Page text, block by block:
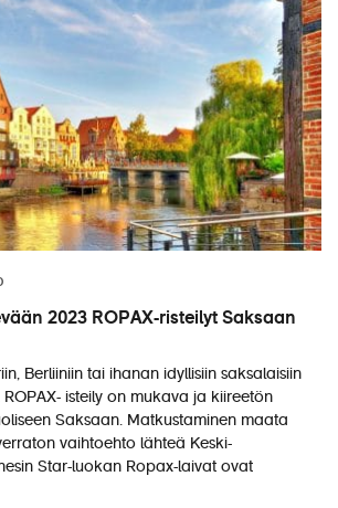
Äkkilähdöt
Suosikit
OTA YHTEYTTÄ
2023 ROPAX-risteilyt Saksaan
Berliiniin tai ihanan idyllisiin saksalaisiin
isteily on mukava ja kiireetön
Saksaan. Matkustaminen maata
vaihtoehto lähteä Keski-
Star-luokan Ropax-laivat ovat